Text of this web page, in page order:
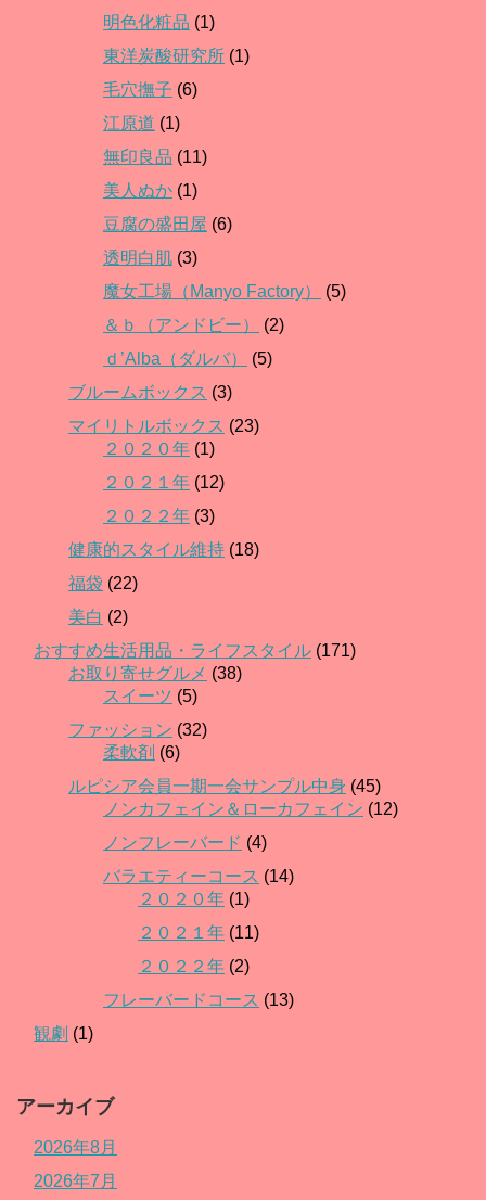
明色化粧品 (1)
東洋炭酸研究所 (1)
毛穴撫子 (6)
江原道 (1)
無印良品 (11)
美人ぬか (1)
豆腐の盛田屋 (6)
透明白肌 (3)
魔女工場（Manyo Factory）
(5)
＆ｂ（アンドビー）
(2)
ｄ’Alba（ダルバ）
(5)
ブルームボックス (3)
マイリトルボックス (23)
２０２０年 (1)
２０２１年 (12)
２０２２年 (3)
健康的スタイル維持 (18)
福袋 (22)
美白 (2)
おすすめ生活用品・ライフスタイル (171)
お取り寄せグルメ (38)
スイーツ (5)
ファッション (32)
柔軟剤 (6)
ルピシア会員一期一会サンプル中身 (45)
ノンカフェイン＆ローカフェイン (12)
ノンフレーバード (4)
バラエティーコース (14)
２０２０年 (1)
２０２１年 (11)
２０２２年 (2)
フレーバードコース (13)
観劇 (1)
アーカイブ
2026年8月
2026年7月